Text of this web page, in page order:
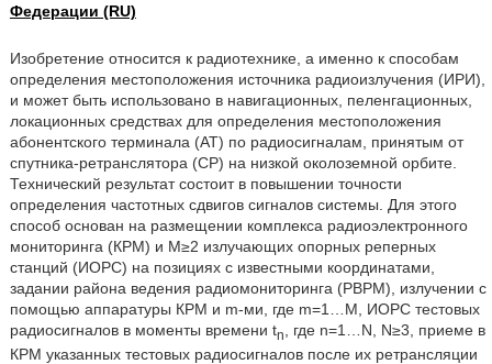
Федерации (RU)
Изобретение относится к радиотехнике, а именно к способам
определения местоположения источника радиоизлучения (ИРИ),
и может быть использовано в навигационных, пеленгационных,
локационных средствах для определения местоположения
абонентского терминала (AT) по радиосигналам, принятым от
спутника-ретранслятора (CP) на низкой околоземной орбите.
Технический результат состоит в повышении точности
определения частотных сдвигов сигналов системы. Для этого
способ основан на размещении комплекса радиоэлектронного
мониторинга (КРМ) и М≥2 излучающих опорных реперных
станций (ИОРС) на позициях с известными координатами,
задании района ведения радиомониторинга (РВРМ), излучении с
помощью аппаратуры КРМ и m-ми, где m=1…М, ИОРС тестовых
радиосигналов в моменты времени tn
, где n=1…N, N≥3, приеме в
КРМ указанных тестовых радиосигналов после их ретрансляции